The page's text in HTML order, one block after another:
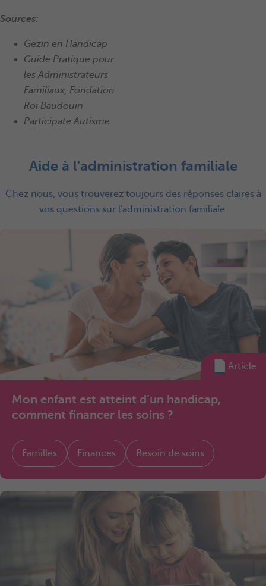
Sources:
Gezin en Handicap
Guide Pratique pour
les Administrateurs
Familiaux, Fondation
Roi Baudouin
Participate Autisme
Aide à l'administration familiale
Chez nous, vous trouverez toujours des réponses claires à
vos questions sur l'administration familiale.
Article
Mon enfant est atteint d’un handicap,
comment financer les soins ?
Familles Finances Besoin de soins